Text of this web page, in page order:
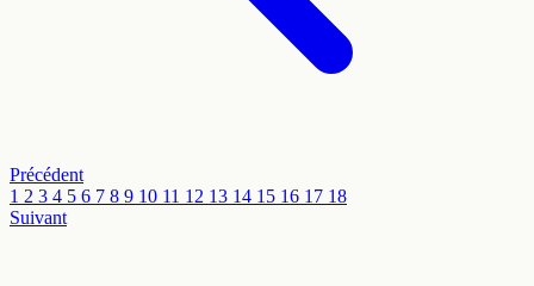
Précédent
1 2 3 4 5 6 7 8 9 10 11 12 13 14 15 16 17 18
Suivant